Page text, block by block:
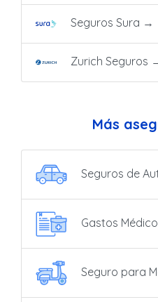
Seguros Sura →
Zurich Seguros
Más
Seguros de
Gastos
Seguro para